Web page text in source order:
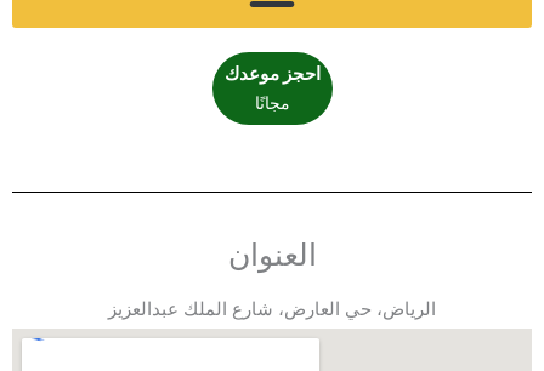
احجز موعدك
مجانًا
العنوان
الرياض، حي العارض، شارع الملك عبدالعزيز